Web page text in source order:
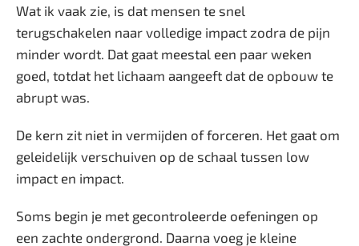
Wat ik vaak zie, is dat mensen te snel
terugschakelen naar volledige impact zodra de pijn
minder wordt. Dat gaat meestal een paar weken
goed, totdat het lichaam aangeeft dat de opbouw te
abrupt was.
De kern zit niet in vermijden of forceren. Het gaat om
geleidelijk verschuiven op de schaal tussen low
impact en impact.
Soms begin je met gecontroleerde oefeningen op
een zachte ondergrond. Daarna voeg je kleine